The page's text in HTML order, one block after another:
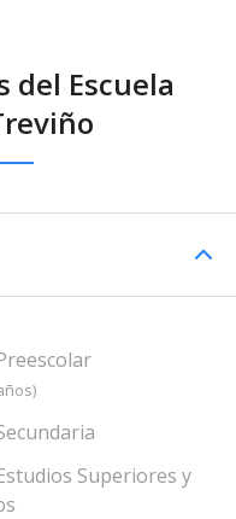
del Escuela
Superiores y